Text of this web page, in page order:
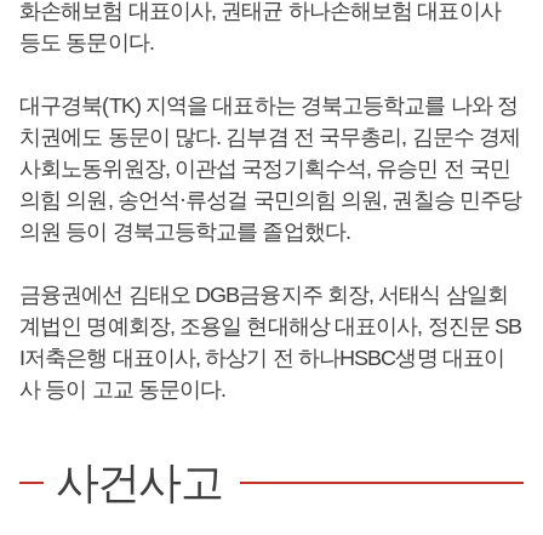
화손해보험 대표이사, 권태균 하나손해보험 대표이사
등도 동문이다.
대구경북(TK) 지역을 대표하는 경북고등학교를 나와 정
치권에도 동문이 많다. 김부겸 전 국무총리, 김문수 경제
사회노동위원장, 이관섭 국정기획수석, 유승민 전 국민
의힘 의원, 송언석·류성걸 국민의힘 의원, 권칠승 민주당
의원 등이 경북고등학교를 졸업했다.
금융권에선 김태오 DGB금융지주 회장, 서태식 삼일회
계법인 명예회장, 조용일 현대해상 대표이사, 정진문 SB
I저축은행 대표이사, 하상기 전 하나HSBC생명 대표이
사 등이 고교 동문이다.
사건사고